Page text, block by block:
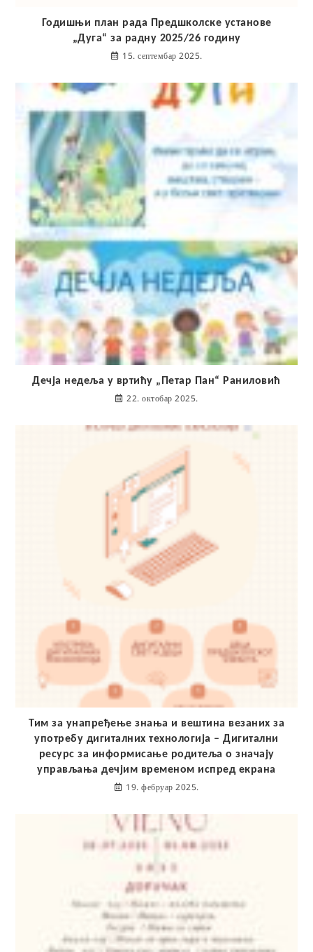
Годишњи план рада Предшколске установе
„Дуга“ за радну 2025/26 годину
15. септембар 2025.
Дечја недеља у вртићу „Петар Пан“ Раниловић
22. октобар 2025.
Тим за унапређење знања и вештина везаних за
употребу дигиталних технологија – Дигитални
ресурс за информисање родитеља о значају
управљања дечјим временом испред екрана
19. фебруар 2025.